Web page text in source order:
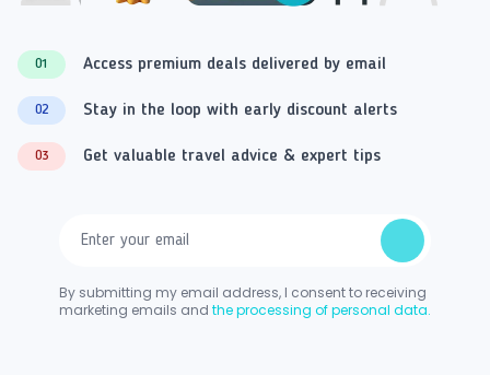
01 Access premium deals delivered by email
02 Stay in the loop with early discount alerts
03 Get valuable travel advice & expert tips
By submitting my email address, I consent to receiving
marketing emails and the processing of personal data.